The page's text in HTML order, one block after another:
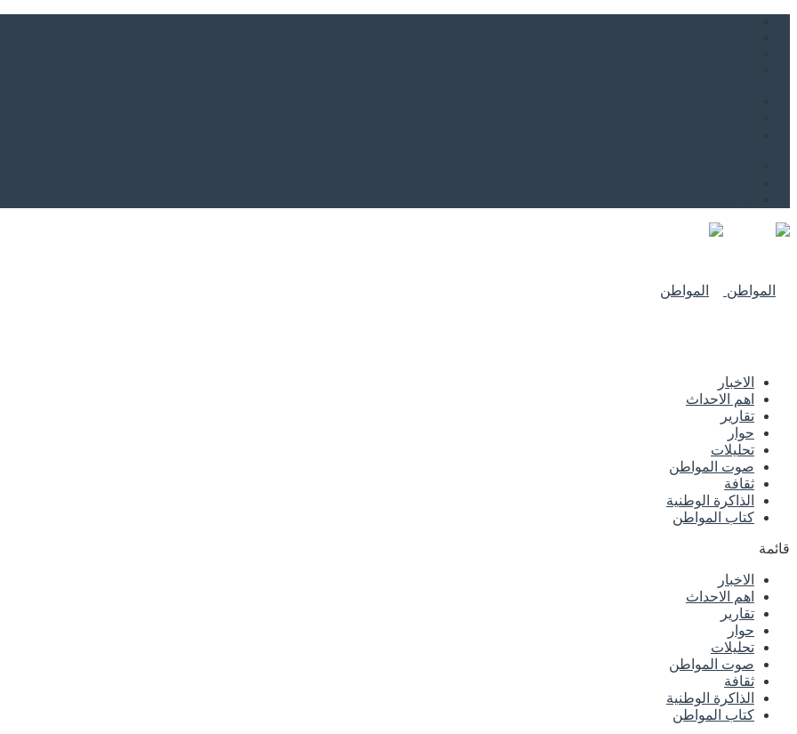
الاخبار
اهم الاحداث
تقارير
حوار
تحليلات
صوت المواطن
ثقافة
الذاكرة الوطنية
كتاب المواطن
قائمة
الاخبار
اهم الاحداث
تقارير
حوار
تحليلات
صوت المواطن
ثقافة
الذاكرة الوطنية
كتاب المواطن